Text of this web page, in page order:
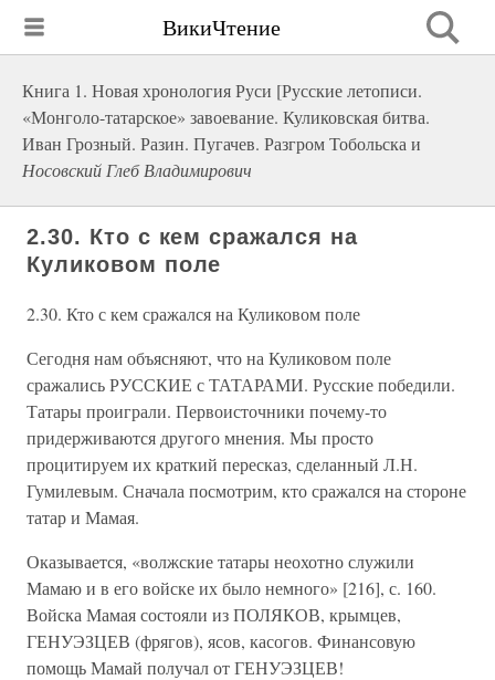
ВикиЧтение
Книга 1. Новая хронология Руси [Русские летописи.
«Монголо-татарское» завоевание. Куликовская битва.
Иван Грозный. Разин. Пугачев. Разгром Тобольска и
Носовский Глеб Владимирович
2.30. Кто с кем сражался на
Куликовом поле
2.30. Кто с кем сражался на Куликовом поле
Сегодня нам объясняют, что на Куликовом поле
сражались РУССКИЕ с ТАТАРАМИ. Русские победили.
Татары проиграли. Первоисточники почему-то
придерживаются другого мнения. Мы просто
процитируем их краткий пересказ, сделанный Л.Н.
Гумилевым. Сначала посмотрим, кто сражался на стороне
татар и Мамая.
Оказывается, «волжские татары неохотно служили
Мамаю и в его войске их было немного» [216], с. 160.
Войска Мамая состояли из ПОЛЯКОВ, крымцев,
ГЕНУЭЗЦЕВ (фрягов), ясов, касогов. Финансовую
помощь Мамай получал от ГЕНУЭЗЦЕВ!